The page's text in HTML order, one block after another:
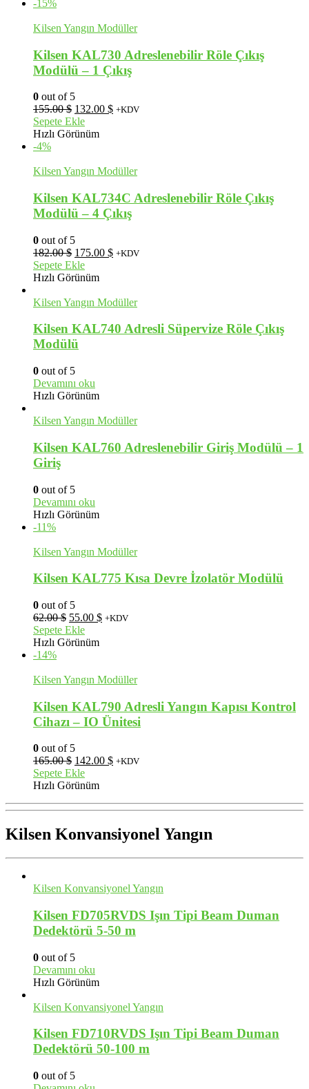
-15%
Kilsen Yangın Modüller
Kilsen KAL730 Adreslenebilir Röle Çıkış
Modülü – 1 Çıkış
0 out of 5
155.00$ Orijinal
fiyat:
155.00 $.
132.00 $Şu
+KDV
Sepete Ekle
Hızlı Görünüm
-4%
Kilsen Yangın Modüller
Kilsen KAL734C Adreslenebilir Röle Çıkış
Modülü – 4 Çıkış
0 out of 5
182.00$ Orijinal
fiyat:
182.00 $.
175.00 $Şu
+KDV
Sepete Ekle
Hızlı Görünüm
Kilsen Yangın Modüller
Kilsen KAL740 Adresli Süpervize Röle Çıkış
Modülü
0 out of 5
Devamını oku
Hızlı Görünüm
Kilsen Yangın Modüller
Kilsen KAL760 Adreslenebilir Giriş Modülü – 1
Giriş
0 out of 5
Devamını oku
Hızlı Görünüm
-11%
Kilsen Yangın Modüller
Kilsen KAL775 Kısa Devre İzolatör Modülü
0 out of 5
62.00$ Orijinal
fiyat:
62.00 $.
55.00 $Şu
+KDV
Sepete Ekle
Hızlı Görünüm
-14%
Kilsen Yangın Modüller
Kilsen KAL790 Adresli Yangın Kapısı Kontrol
Cihazı – IO Ünitesi
0 out of 5
165.00$ Orijinal
fiyat:
165.00 $.
142.00 $Şu
+KDV
Sepete Ekle
Hızlı Görünüm
Kilsen Konvansiyonel Yangın
Kilsen Konvansiyonel Yangın
Kilsen FD705RVDS Işın Tipi Beam Duman
Dedektörü 5-50 m
0 out of 5
Devamını oku
Hızlı Görünüm
Kilsen Konvansiyonel Yangın
Kilsen FD710RVDS Işın Tipi Beam Duman
Dedektörü 50-100 m
0 out of 5